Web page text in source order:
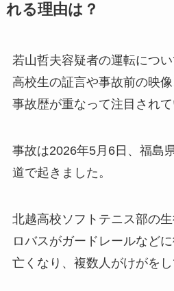
れる理由は？
若山哲夫容疑者の運転につ
高校生の証言や事故前の映
事故歴が重なって注目されて
事故は2026年5月6日、福島
道で起きました。
北越高校ソフトテニス部の
ロバスがガードレールなど
亡くなり、複数人がけがをし